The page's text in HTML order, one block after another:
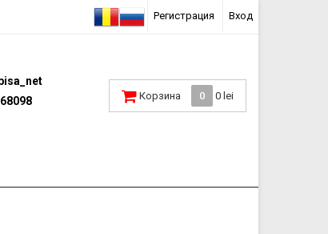
Регистрация Вход
Корзина 0 0 lei